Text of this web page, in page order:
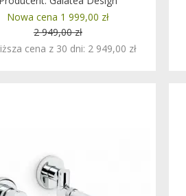
MAGAZYNIE!!
Nowa cena 1 999,00 zł
2 949,00 zł
cena z 30 dni: 2 949,00 zł